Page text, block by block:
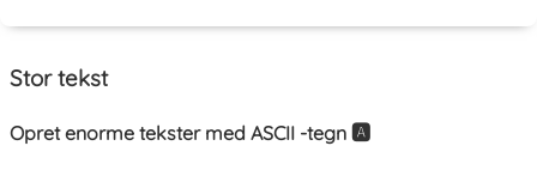
Stor tekst
Opret enorme tekster med ASCII -tegn 🅰️